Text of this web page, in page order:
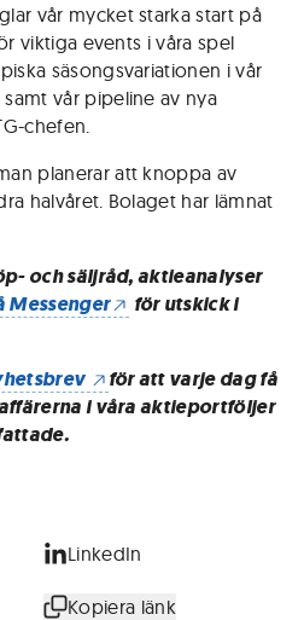
vår mycket starka start på
viktiga events i våra spel
säsongsvariationen i vår
vår pipeline av nya
chefen.
planerar att knoppa av
halvåret. Bolaget har lämnat
och säljråd, aktieanalyser
Messenger
för utskick i
för att varje dag få
i våra aktieportföljer
LinkedIn
Kopiera länk